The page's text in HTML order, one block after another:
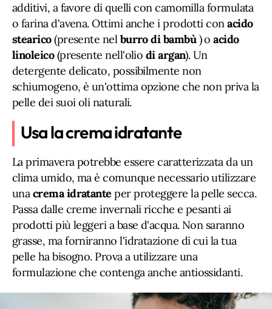
additivi, a favore di quelli con camomilla formulata
o farina d'avena. Ottimi anche i prodotti conacido
stearico(presente nelburro di bambù) o acido
linoleico(presente nell'olio di argan). Un
detergente delicato, possibilmente non
schiumogeno, è un'ottima opzione che non priva la
pelle dei suoi oli naturali.
Usa la crema idratante
La primavera potrebbe essere caratterizzata da un
clima umido, ma è comunque necessario utilizzare
unacrema idratante per proteggere la pelle secca.
Passa dalle creme invernali ricche e pesanti ai
prodotti più leggeri a base d'acqua. Non saranno
grasse, ma forniranno l'idratazione di cui la tua
pelle ha bisogno. Prova a utilizzare una
formulazione che contenga anche antiossidanti.